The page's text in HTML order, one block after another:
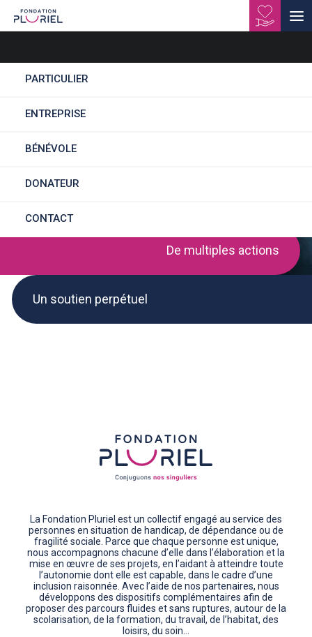
PARTICULIER
ENTREPRISE
BÉNÉVOLE
DONATEUR
CONTACT
ACCOMPAGNANT
EDUCATIF ET SOCIAL
De multiples actions
Un soutien perpétuel
La Fondation Pluriel est un collectif engagé au service des
personnes en situation de handicap, de dépendance ou de
fragilité sociale. Parce que chaque personne est unique,
nous accompagnons chacune d’elle dans l’élaboration et la
mise en œuvre de ses projets, en l’aidant à atteindre toute
l’autonomie dont elle est capable, dans le cadre d’une
inclusion raisonnée. Avec l’aide de nos partenaires, nous
développons des dispositifs complémentaires afin de
proposer des parcours fluides et sans ruptures, autour de la
scolarisation, de la formation, du travail, de l’habitat, des
loisirs, du soin…